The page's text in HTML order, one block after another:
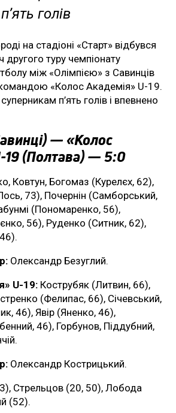
голів
на стадіоні «Старт» відбувся
другого туру чемпіонату
між «Олімпією» з Савинців
«Колос Академія» U-19.
п’ять голів і впевнено
— «Колос
19 (Полтава) — 5:0
Ковтун, Богомаз (Курелєх, 62),
73), Почернін (Самборський,
(Пономаренко, 56),
56), Руденко (Ситник, 62),
Олександр Безуглий.
U-19: Кострубяк (Литвин, 66),
(Фелипас, 66), Січевський,
46), Явір (Яненко, 46),
46), Горбунов, Піддубний,
Олександр Кострицький.
Стрельцов (20, 50), Лобода
(52).